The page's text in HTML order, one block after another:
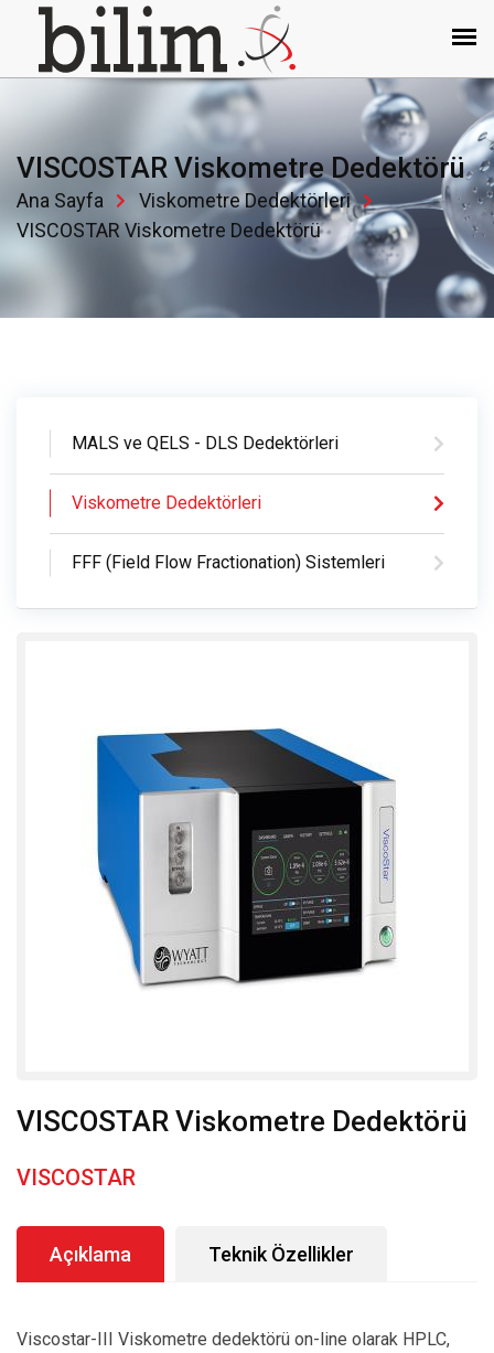
VISCOSTAR Viskometre Dedektörü
Ana Sayfa
Viskometre Dedektörleri
VISCOSTAR Viskometre Dedektörü
MALS ve QELS - DLS Dedektörleri
Viskometre Dedektörleri
FFF (Field Flow Fractionation) Sistemleri
VISCOSTAR Viskometre Dedektörü
VISCOSTAR
Açıklama Teknik Özellikler
Viscostar-III Viskometre dedektörü on-line olarak HPLC,